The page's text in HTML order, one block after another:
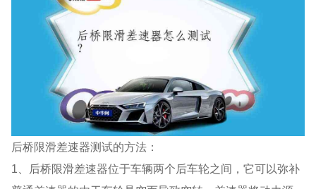
后桥限滑差速器测试的方法：
1、后桥限滑差速器位于车辆两个后车轮之间，它可以弥补